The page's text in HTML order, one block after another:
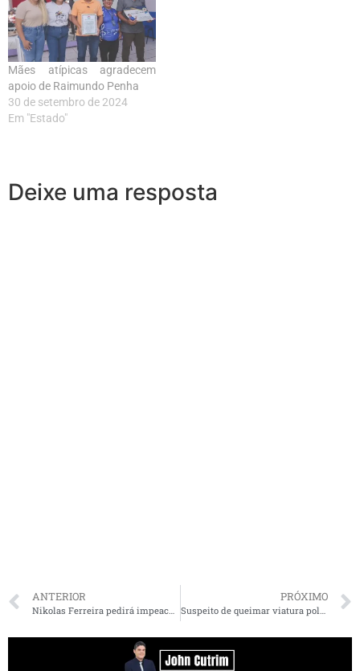
Mães atípicas agradecem
apoio de Raimundo Penha
30 de setembro de 2024
Em "Estado"
Deixe uma resposta
ANTERIOR PRÓXIMO